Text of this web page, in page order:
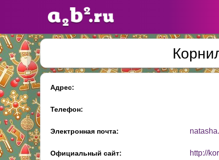
Адрес:
Телефон:
Электронная почта:
Официальный сайт: http://